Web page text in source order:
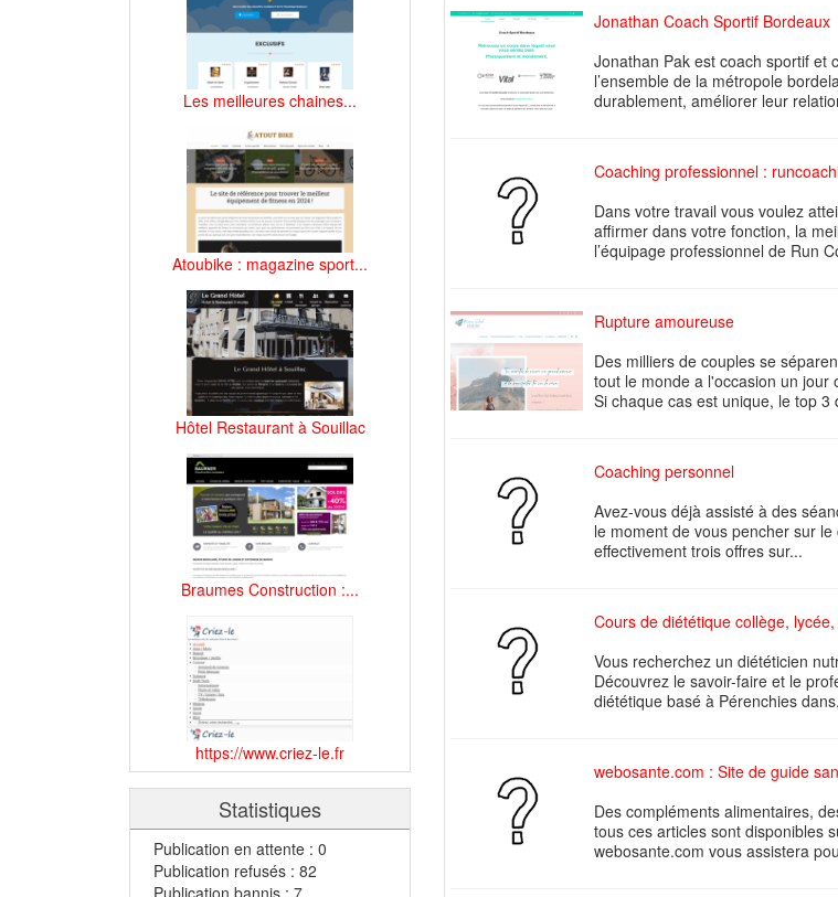
Les meilleures chaines...
Atoubike : magazine sport...
Hôtel Restaurant à Souillac
Braumes Construction :...
https://www.criez-le.fr
Statistiques
Publication en attente : 0
Publication refusés : 82
Jonathan Coach Sportif Bordeaux
Jonathan Pak est coach sportif et
l’ensemble de la métropole
durablement, améliorer leur
Coaching professionnel :
Dans votre travail vous voulez
affirmer dans votre fonction, la
l’équipage professionnel de Run
Rupture amoureuse
Des milliers de couples se
tout le monde a l'occasion un
Si chaque cas est unique, le top 3
Coaching personnel
Avez-vous déjà assisté à des
le moment de vous pencher sur
effectivement trois offres sur...
Cours de diététique collège,
Vous recherchez un diététicien
Découvrez le savoir-faire et le
diététique basé à Pérenchies
webosante.com : Site de guide
Des compléments alimentaires,
tous ces articles sont disponibles
webosante.com vous assistera